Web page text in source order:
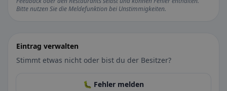
Bitte nutzen Sie die Meldefunktion bei Unstimmigkeiten.
Eintrag verwalten
Stimmt etwas nicht oder bist du der Besitzer?
🐛 Fehler melden